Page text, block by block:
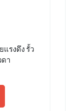
แรงดึง รั้ว
ดา